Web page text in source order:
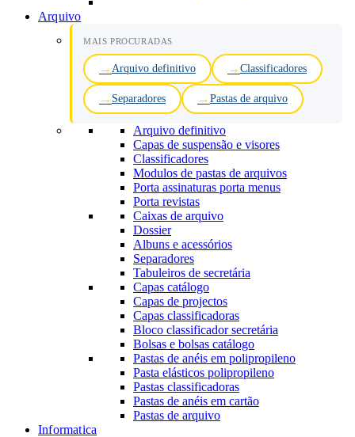
Arquivo
MAIS PROCURADAS
Arquivo definitivo Classificadores
Separadores Pastas de arquivo
Arquivo definitivo
Capas de suspensão e visores
Classificadores
Modulos de pastas de arquivos
Porta assinaturas porta menus
Porta revistas
Caixas de arquivo
Dossier
Albuns e acessórios
Separadores
Tabuleiros de secretária
Capas catálogo
Capas de projectos
Capas classificadoras
Bloco classificador secretária
Bolsas e bolsas catálogo
Pastas de anéis em polipropileno
Pasta elásticos polipropileno
Pastas classificadoras
Pastas de anéis em cartão
Pastas de arquivo
Informatica